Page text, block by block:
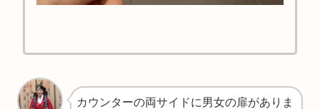
カウンターの両サイドに男女の扉がありま